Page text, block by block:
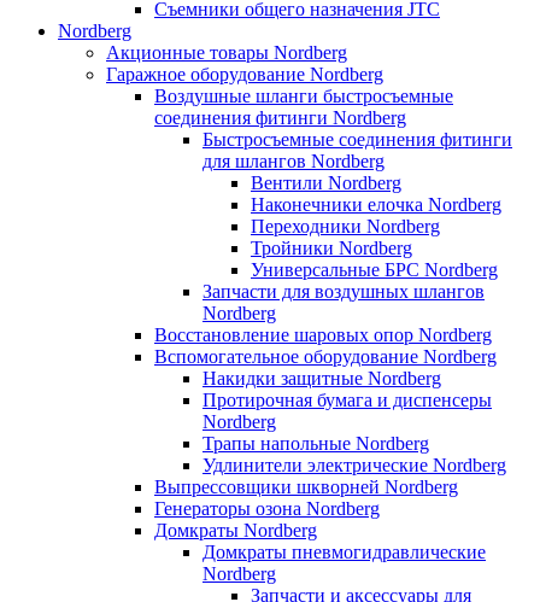
Съемники общего назначения JTC
Nordberg
Акционные товары Nordberg
Гаражное оборудование Nordberg
Воздушные шланги быстросъемные
соединения фитинги Nordberg
Быстросъемные соединения фитинги
для шлангов Nordberg
Вентили Nordberg
Наконечники елочка Nordberg
Переходники Nordberg
Тройники Nordberg
Универсальные БРС Nordberg
Запчасти для воздушных шлангов
Nordberg
Восстановление шаровых опор Nordberg
Вспомогательное оборудование Nordberg
Накидки защитные Nordberg
Протирочная бумага и диспенсеры
Nordberg
Трапы напольные Nordberg
Удлинители электрические Nordberg
Выпрессовщики шкворней Nordberg
Генераторы озона Nordberg
Домкраты Nordberg
Домкраты пневмогидравлические
Nordberg
Запчасти и аксессуары для